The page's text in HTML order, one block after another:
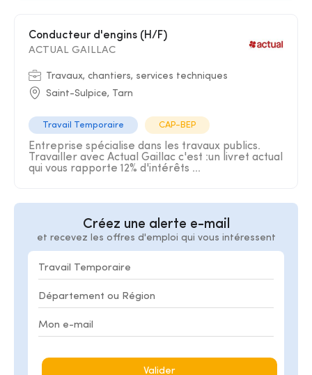
Conducteur d'engins (H/F)
ACTUAL GAILLAC
Travaux, chantiers, services techniques
Saint-Sulpice, Tarn
Travail Temporaire CAP-BEP
Entreprise spécialise dans les travaux publics.
Travailler avec Actual Gaillac c'est :un livret actual
qui vous rapporte 12% d'intérêts ...
Créez une alerte e-mail
et recevez les offres d'emploi qui vous intéressent
Valider